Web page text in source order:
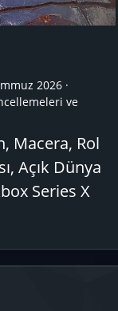
2026
ve
Macera, Rol
Açık Dünya
Series X